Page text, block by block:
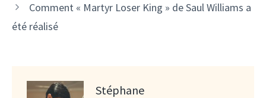
Comment « Martyr Loser King » de Saul Williams a
été réalisé
Stéphane